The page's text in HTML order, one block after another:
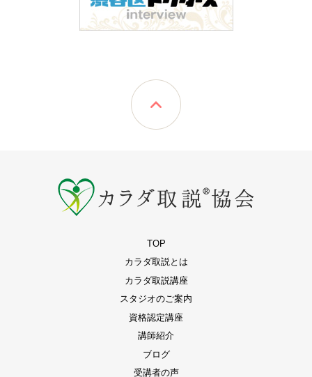
TOP
カラダ取説とは
カラダ取説講座
スタジオのご案内
資格認定講座
講師紹介
ブログ
受講者の声